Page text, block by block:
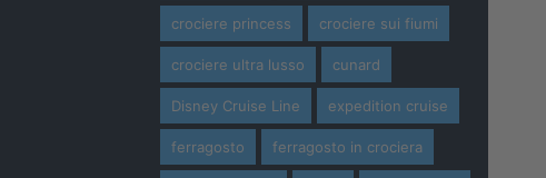
crociere princess crociere sui fiumi
crociere ultra lusso cunard
Disney Cruise Line expedition cruise
ferragosto ferragosto in crociera